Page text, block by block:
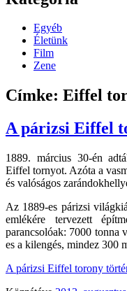
Egyéb
Életünk
Film
Zene
Címke: Eiffel
A párizsi Eiffel
1889. március 30-én
Eiffel tornyot. Azóta a
és valóságos
Az 1889-es párizsi
emlékére tervezett
parancsolóak: 7000 tonna
es a kilengés, mindez 300
A párizsi Eiffel torony